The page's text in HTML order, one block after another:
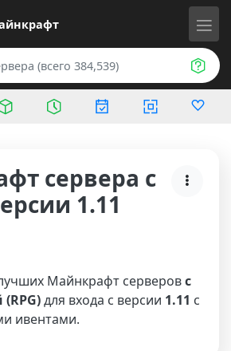
сервера с
1.11
Майнкрафт серверовс
для входа с версии 1.11 с
ивентами.